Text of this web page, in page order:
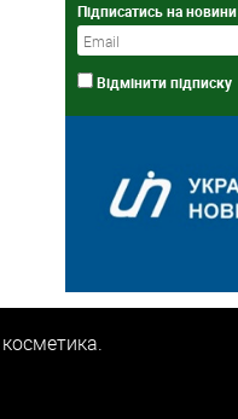
Підписатись на новини
Відмінити підписку